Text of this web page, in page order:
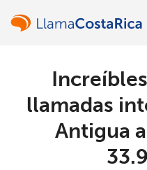
llamadas
Antigua